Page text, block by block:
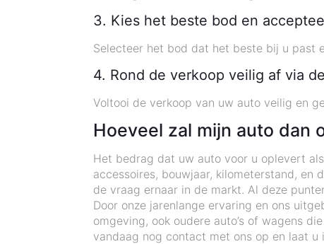
3. Kies het beste bod en
Selecteer het bod dat het beste bij u past
4. Rond de verkoop veilig af via
Voltooi de verkoop van uw auto veilig en
Hoeveel zal mijn auto dan
Het bedrag dat uw auto voor u oplevert
accessoires, bouwjaar, kilometerstand, en
de vraag ernaar in de markt. Al deze
Door onze jarenlange ervaring en ons
omgeving, ook oudere auto’s of wagens
vandaag nog contact met ons op en laat